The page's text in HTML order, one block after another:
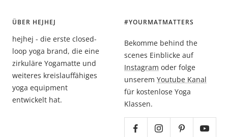
ÜBER HEJHEJ
hejhej - die erste closed-
loop yoga brand, die eine
zirkuläre Yogamatte und
weiteres kreislauffähiges
yoga equipment
entwickelt hat.
#YOURMATMATTERS
Bekomme behind the
scenes Einblicke auf
Instagram oder folge
unserem Youtube Kanal
für kostenlose Yoga
Klassen.